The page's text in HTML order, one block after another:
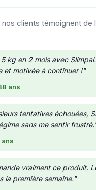
nos clients témoignent
kg en 2 mois avec
et motivée à continuer !"
ans
tentatives échouées,
sans me sentir
vraiment ce produit.
la première semaine."